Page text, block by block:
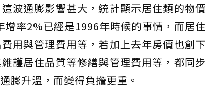
波通膨影響甚大，統計顯示居住類的物價
率2%已經是1996年時候的事情，而居住
用與管理費用等，若加上去年房價也創下
護居住品質等修繕與管理費用等，都同步
膨升溫，而變得負擔更重。